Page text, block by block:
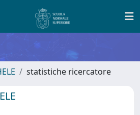
statistiche ricercatore